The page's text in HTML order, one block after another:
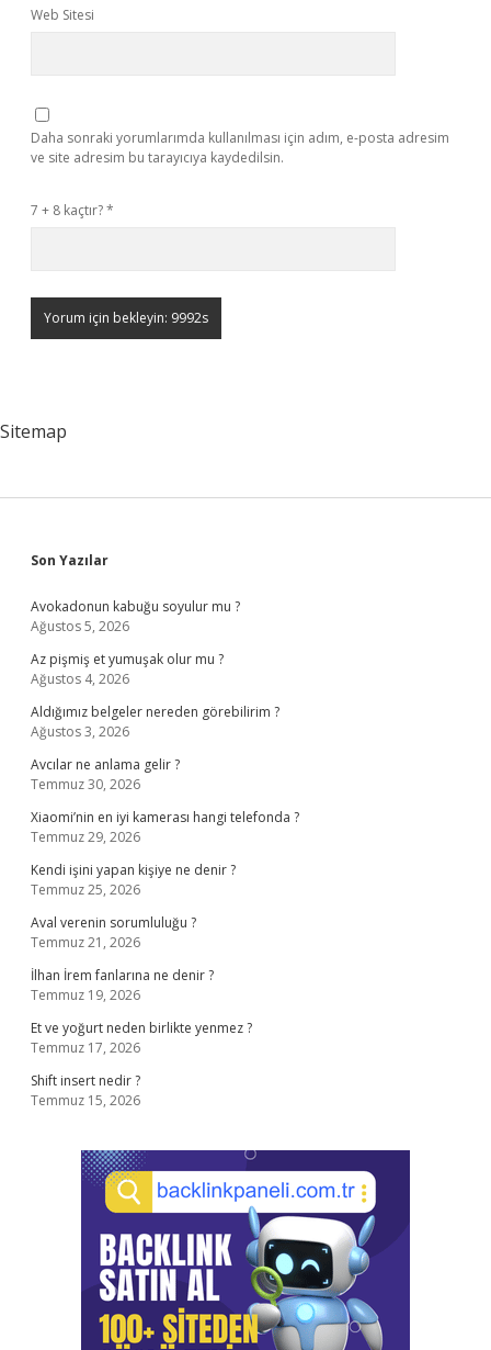
Web Sitesi
Daha sonraki yorumlarımda kullanılması için adım, e-posta adresim
ve site adresim bu tarayıcıya kaydedilsin.
7 + 8 kaçtır?*
Sitemap
Sidebar
Son Yazılar
Avokadonun kabuğu soyulur mu ?
Ağustos 5, 2026
Az pişmiş et yumuşak olur mu ?
Ağustos 4, 2026
Aldığımız belgeler nereden görebilirim ?
Ağustos 3, 2026
Avcılar ne anlama gelir ?
Temmuz 30, 2026
Xiaomi’nin en iyi kamerası hangi telefonda ?
Temmuz 29, 2026
Kendi işini yapan kişiye ne denir ?
Temmuz 25, 2026
Aval verenin sorumluluğu ?
Temmuz 21, 2026
İlhan İrem fanlarına ne denir ?
Temmuz 19, 2026
Et ve yoğurt neden birlikte yenmez ?
Temmuz 17, 2026
Shift insert nedir ?
Temmuz 15, 2026